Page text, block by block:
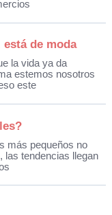
de moda
la vida ya da
estemos nosotros
este
más pequeños no
las tendencias llegan